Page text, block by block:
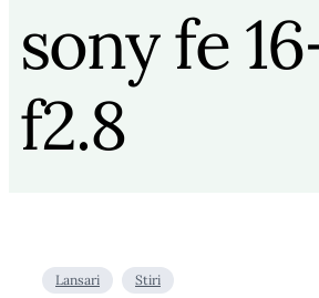
sony fe
f2.8
Lansari Stiri